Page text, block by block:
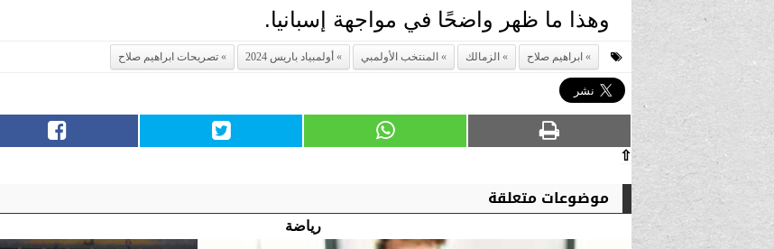
وهذا ما ظهر واضحًا في مواجهة إسبانيا.
ابراهيم صلاح الزمالك المنتخب الأولمبي أولمبياد باريس 2024 تصريحات ابراهيم صلاح
⇧
موضوعات متعلقة
رياضة